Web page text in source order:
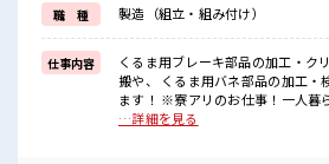
■職場の雰囲気
≪20代・30代の方活躍中≫
残業もあるからシッカリ稼げます。
キバツ過ぎはNGですが髪のカラー&ピアス
職 種 製造（組立・組み付け）
仕事内容
くるま用ブレーキ部品の加工・ク
搬や、 くるま用バネ部品の加工・
ます！ ※寮アリのお仕事！一人暮らしスタートにもピッタリ
♪ ■お仕事PR 人気エリア・横浜市で1人暮らしデビュー！ 家
…詳細を見る